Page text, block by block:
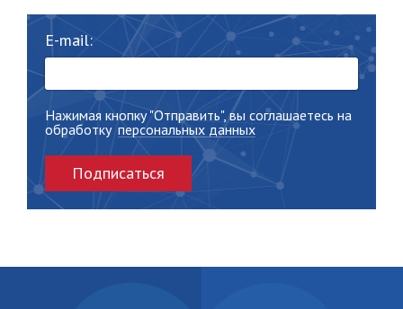
E-mail:
Нажимая кнопку "Отправить", вы соглашаетесь на
обработку персональных данных
Подписаться